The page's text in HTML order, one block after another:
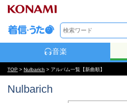
音楽
TOP > Nulbarich > アルバム一覧【新曲順】
Nulbarich